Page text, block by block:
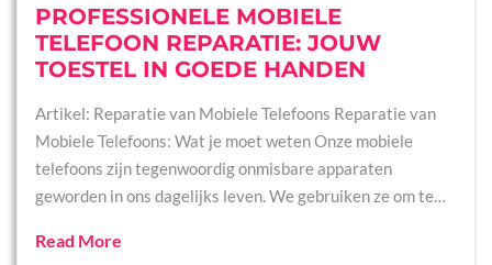
PROFESSIONELE MOBIELE
TELEFOON REPARATIE: JOUW
TOESTEL IN GOEDE HANDEN
Artikel: Reparatie van Mobiele Telefoons Reparatie van
Mobiele Telefoons: Wat je moet weten Onze mobiele
telefoons zijn tegenwoordig onmisbare apparaten
geworden in ons dagelijks leven. We gebruiken ze om te…
Read More